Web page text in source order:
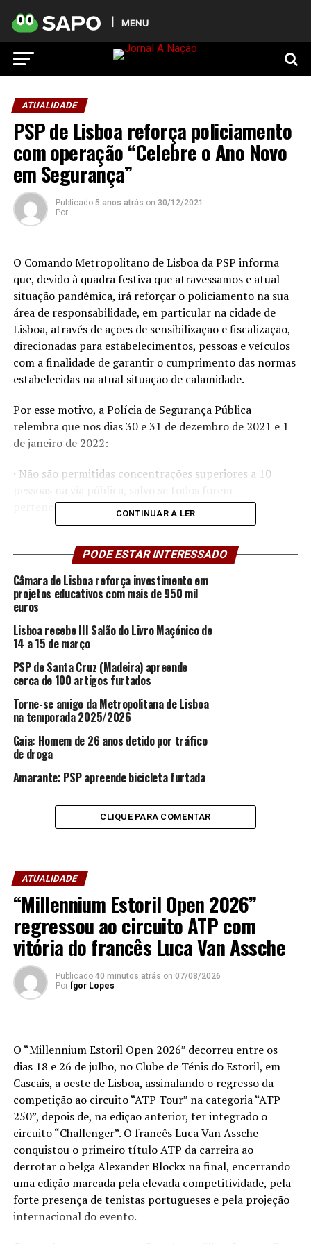
MENU
ATUALIDADE
PSP de Lisboa reforça policiamento
com operação “Celebre o Ano Novo
em Segurança”
Publicado 5 anos atrás on 30/12/2021
Por
O Comando Metropolitano de Lisboa da PSP informa
que, devido à quadra festiva que atravessamos e atual
situação pandémica, irá reforçar o policiamento na sua
área de responsabilidade, em particular na cidade de
Lisboa, através de ações de sensibilização e fiscalização,
direcionadas para estabelecimentos, pessoas e veículos
com a finalidade de garantir o cumprimento das normas
estabelecidas na atual situação de calamidade.
Por esse motivo, a Polícia de Segurança Pública
relembra que nos dias 30 e 31 de dezembro de 2021 e 1
de janeiro de 2022:
· Não são permitidas concentrações superiores a 10
pertencentes ao mesmo agregado familiar;
pública;
· O acesso a estabelecimentos de restauração e similares,
a estabelecimento de jogos de fortuna e azar, bingos ou
não religioso), depende da apresentação de certificado
COVID digital na modalidade de recuperação ou teste
com resultado negativo, nos termos estabelecidos na Lei
e recomendações da DGS;
Neste sentido, o Comando Metropolitano, em
monitorizar os vários locais onde é habitual uma elevada
concentração de pessoas, como a Praça do Comércio,
Bairro Alto e Cais do Sodré, podendo, caso seja
ações de sensibilização e fiscalização, nas várias cidades
e concelhos, com especial incidência em Lisboa.
Para que haja mais segurança e menos acidentes nas
estradas, a PSP aconselha:
· Se for conduzir, não ingira bebidas alcoólicas;
· Não utilize o telemóvel quando conduz;
· Cumpra sempre os limites de velocidade impostos por
lei;
· Cumpra as demais normas e regras, adotando uma
condução preventiva e cautelosa;
A PSP apela a que nas deslocações e celebrações do Ano
Novo, todos os cidadãos adotem comportamentos
individuais concordantes com as exigências da situação
de calamidade em que vivemos e que cumpram as
CONTINUAR A LER
PODE ESTAR INTERESSADO
Câmara de Lisboa reforça investimento em
projetos educativos com mais de 950 mil
euros
Lisboa recebe III Salão do Livro Maçónico de
14 a 15 de março
PSP de Santa Cruz (Madeira) apreende
cerca de 100 artigos furtados
Torne-se amigo da Metropolitana de Lisboa
na temporada 2025/2026
Gaia: Homem de 26 anos detido por tráfico
de droga
Amarante: PSP apreende bicicleta furtada
CLIQUE PARA COMENTAR
ATUALIDADE
“Millennium Estoril Open 2026”
regressou ao circuito ATP com
vitória do francês Luca Van Assche
Publicado 40 minutos atrás on 07/08/2026
Por Ígor Lopes
O “Millennium Estoril Open 2026” decorreu entre os
dias 18 e 26 de julho, no Clube de Ténis do Estoril, em
Cascais, a oeste de Lisboa, assinalando o regresso da
competição ao circuito “ATP Tour” na categoria “ATP
250”, depois de, na edição anterior, ter integrado o
circuito “Challenger”. O francês Luca Van Assche
conquistou o primeiro título ATP da carreira ao
derrotar o belga Alexander Blockx na final, encerrando
uma edição marcada pela elevada competitividade, pela
forte presença de tenistas portugueses e pela projeção
internacional do evento.